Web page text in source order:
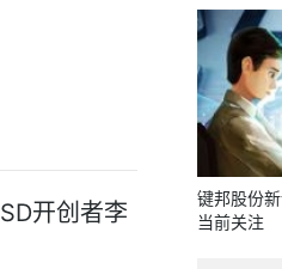
开创者李
键邦股份
当前关注